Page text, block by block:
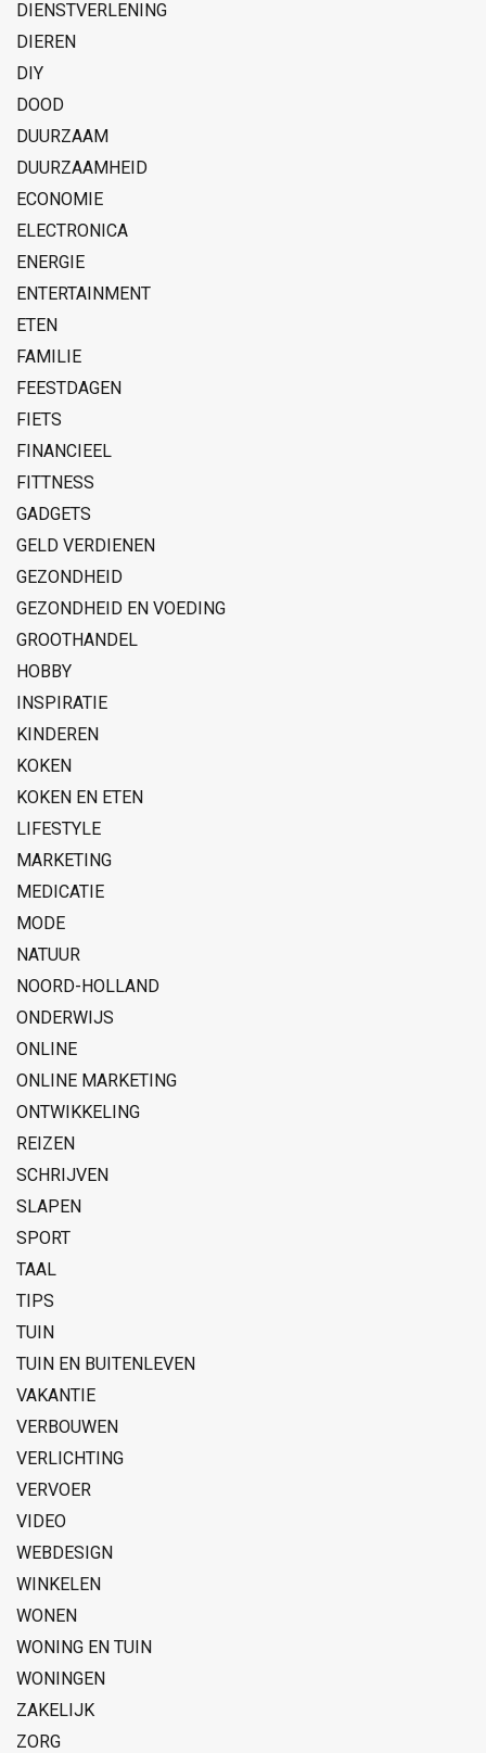
DIENSTVERLENING
DIEREN
DIY
DOOD
DUURZAAM
DUURZAAMHEID
ECONOMIE
ELECTRONICA
ENERGIE
ENTERTAINMENT
ETEN
FAMILIE
FEESTDAGEN
FIETS
FINANCIEEL
FITTNESS
GADGETS
GELD VERDIENEN
GEZONDHEID
GEZONDHEID EN VOEDING
GROOTHANDEL
HOBBY
INSPIRATIE
KINDEREN
KOKEN
KOKEN EN ETEN
LIFESTYLE
MARKETING
MEDICATIE
MODE
NATUUR
NOORD-HOLLAND
ONDERWIJS
ONLINE
ONLINE MARKETING
ONTWIKKELING
REIZEN
SCHRIJVEN
SLAPEN
SPORT
TAAL
TIPS
TUIN
TUIN EN BUITENLEVEN
VAKANTIE
VERBOUWEN
VERLICHTING
VERVOER
VIDEO
WEBDESIGN
WINKELEN
WONEN
WONING EN TUIN
WONINGEN
ZAKELIJK
ZORG